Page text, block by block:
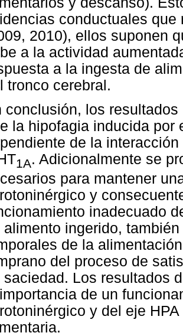
conductuales que
2010), ellos suponen
a la actividad
a la ingesta de
tronco cerebral.
conclusión, los
la hipofagia inducida por
de la
1A. Adicionalmente se
para mantener
y
inadecuado
alimento ingerido,
de la
del proceso de
saciedad. Los resultados
de un
y del eje